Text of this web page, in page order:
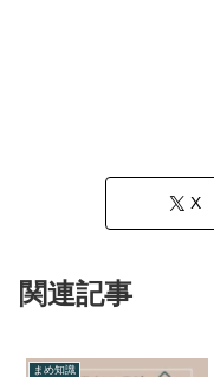
X
関連記事
まめ知識